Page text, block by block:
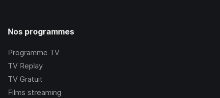
Nos programmes
Programme TV
TV Replay
TV Gratuit
Films streaming